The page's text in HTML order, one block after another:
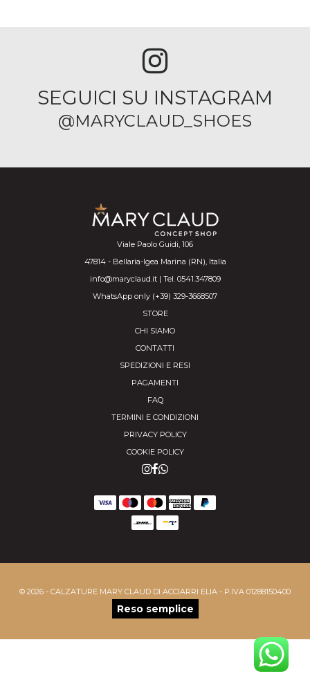
SEGUICI SU INSTAGRAM
@MARYCLAUD_SHOES
Viale Paolo Guidi, 106
47814 - Bellaria-Igea Marina (RN), Italia
info@maryclaud.it | Tel. 0541.347809
WhatsApp only (+39) 329-3668507
STORE
CHI SIAMO
CONTATTI
SPEDIZIONI E RESI
PAGAMENTI
FAQ
TERMINI E CONDIZIONI
PRIVACY POLICY
COOKIE POLICY
© 2026 - CALZATURE MARY CLAUD DI ACCIARRI ELIA - P.IVA 01288150400
Reso semplice